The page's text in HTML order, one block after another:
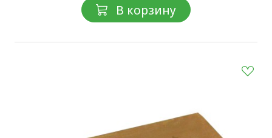
В корзину